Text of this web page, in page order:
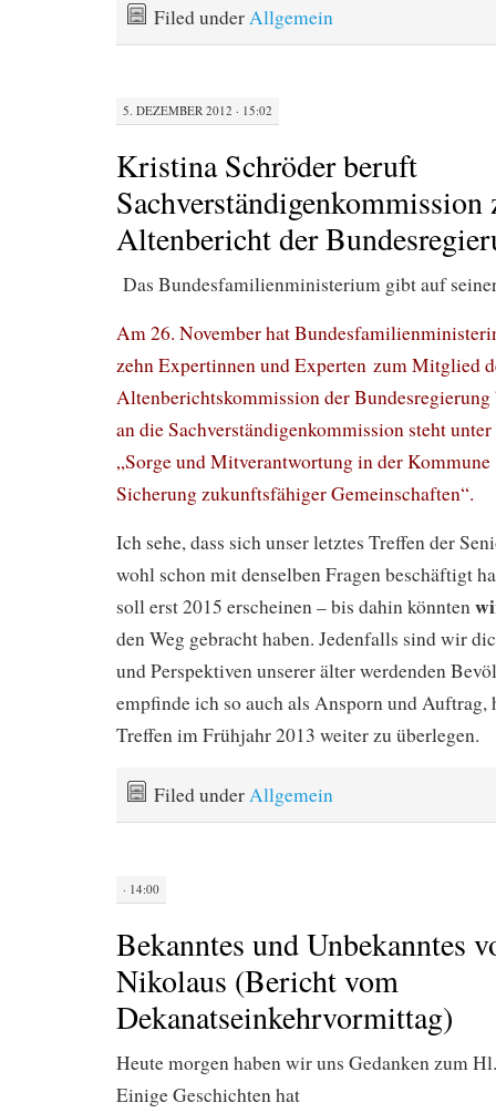
Filed underAllgemein
5. DEZEMBER 2012 · 15:02
Kristina Schröder beruft
Sachverständigenkommission
Altenbericht der
Das Bundesfamilienministerium gibt auf
Am 26. November hat
zehn Expertinnen und Experten zum Mitglied
Altenberichtskommission der
an die Sachverständigenkommission steht
„Sorge und Mitverantwortung in der
Sicherung zukunftsfähiger Gemeinschaften“.
Ich sehe, dass sich unser letztes Treffen der
wohl schon mit denselben Fragen beschäftigt
soll erst 2015 erscheinen – bis dahin könnten
den Weg gebracht haben. Jedenfalls sind wir
und Perspektiven unserer älter werdenden
empfinde ich so auch als Ansporn und Auftrag,
Treffen im Frühjahr 2013 weiter zu überlegen.
Filed underAllgemein
· 14:00
Bekanntes und Unbekanntes
Nikolaus (Bericht vom
Dekanatseinkehrvormittag)
Heute morgen haben wir uns Gedanken zum
Einige Geschichten hat